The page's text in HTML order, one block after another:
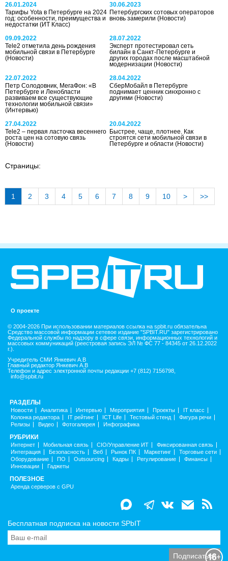
26.01.2024
Тарифы Yota в Петербурге на 2024
год: особенности, преимущества и
недостатки (ИТ Класс)
30.06.2023
Петербургских сотовых операторов
вновь замерили(Новости)
09.09.2022
Tele2 отметила день рождения
мобильной связи в Петербурге
(Новости)
28.07.2022
Эксперт протестировал сеть
билайн в Санкт-Петербурге и
других городах после масштабной
модернизации(Новости)
22.07.2022
Петр Солодовник, МегаФон: «В
Петербурге и Ленобласти
развиваем все существующие
технологии мобильной связи»
(Интервью)
28.04.2022
СберМобайл в Петербурге
поднимает ценник синхронно с
другими(Новости)
27.04.2022
Tele2 – первая ласточка весеннего
роста цен на сотовую связь
(Новости)
20.04.2022
Быстрее, чаще, плотнее. Как
строятся сети мобильной связи в
Петербурге и области(Новости)
Страницы:
1 2 3 4 5 6 7 8 9 10 > >>
О проекте
© 2004-2026 При использовании материалов ссылка на spbit.ru обязательна
Средство массовой информации сетевое издание "SPBIT.RU" зарегистрировано
Федеральной службы по надзору в сфере связи, информационных технологий и
массовых коммуникаций (реестровая запись ЭЛ № ФС 77 - 84345 от 26.12.2022
г.).
Учредитель СМИ Янкевич А.В
Главный редактор Янкевич А.В
Телефон и адрес электронной почты редакции +7 (812) 7156798,
info@spbit.ru
РАЗДЕЛЫ
Новости Аналитика Интервью Мероприятия Проекты
IT класс
Колонка редактора
IT рейтинг ICT Life Тестовый стенд
Фигура речи
Релизы
Видео Фотогалерея Инфографика
РУБРИКИ
Интернет Мобильная связь CIO/Управление ИТ
Фиксированная связь
Интеграция
Безопасность Веб Рынок ПК Маркетинг
Торговые сети
Оборудование
ПО Outsourcing Кадры Регулирование
Финансы
Инновации
Гаджеты
ПОЛЕЗНОЕ
Аренда серверов с GPU
Бесплатная подписка на новости SPbIT